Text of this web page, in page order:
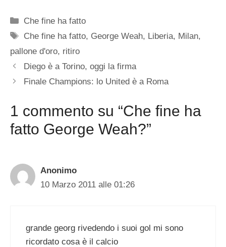
Categorie
Che fine ha fatto
Tag
Che fine ha fatto, George Weah, Liberia, Milan,
pallone d'oro, ritiro
Diego è a Torino, oggi la firma
Finale Champions: lo United è a Roma
1 commento su “Che fine ha
fatto George Weah?”
Anonimo
10 Marzo 2011 alle 01:26
grande georg rivedendo i suoi gol mi sono
ricordato cosa è il calcio